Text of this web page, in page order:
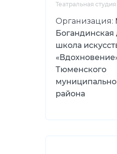
Театральная студия
Организация:
Богандинская
школа
Тюменского
района